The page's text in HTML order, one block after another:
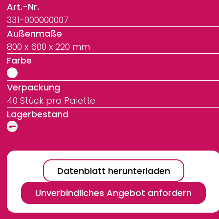
Art.-Nr.
331-000000007
Außenmaße
800 x 600 x 220 mm
Farbe
Verpackung
40 Stück pro Palette
Lagerbestand
Datenblatt herunterladen
Unverbindliches Angebot anfordern